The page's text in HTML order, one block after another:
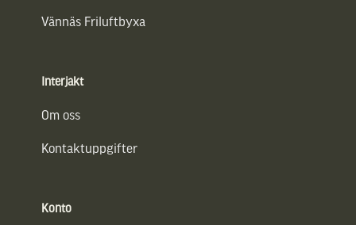
Vännäs Friluftbyxa
Interjakt
Om oss
Kontaktuppgifter
Konto